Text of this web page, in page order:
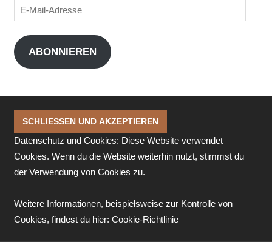
E-
Mail-
Adresse
ABONNIEREN
Datenschutz und Cookies: Diese Website verwendet
Cookies. Wenn du die Website weiterhin nutzt, stimmst du
der Verwendung von Cookies zu.
Weitere Informationen, beispielsweise zur Kontrolle von
Cookies, findest du hier: Cookie-Richtlinie